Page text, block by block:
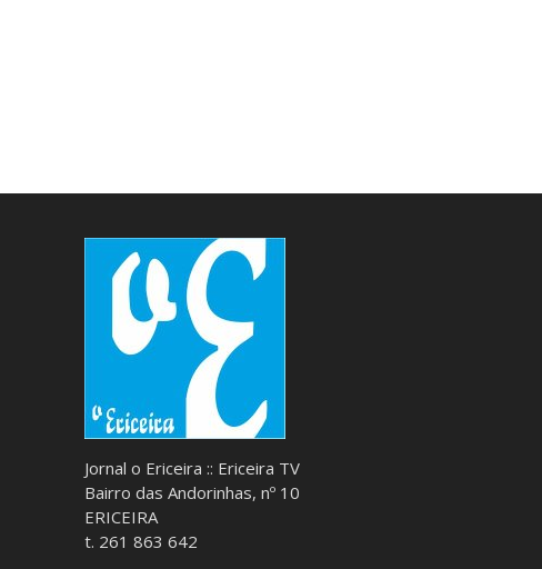
Jornal o Ericeira :: Ericeira TV
Bairro das Andorinhas, nº 10
ERICEIRA
t. 261 863 642